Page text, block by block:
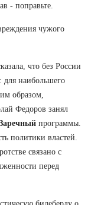
- поправьте.
чужого
что без России
для наибольшего
образом,
Федоров занял
программы.
политики властей.
связано с
перед